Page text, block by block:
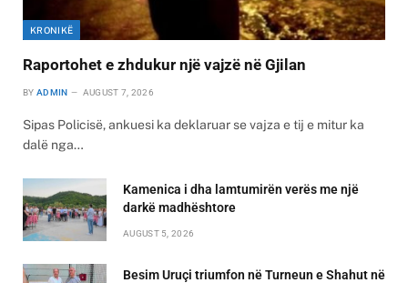
KRONIKË
Raportohet e zhdukur një vajzë në Gjilan
BY ADMIN AUGUST 7, 2026
Sipas Policisë, ankuesi ka deklaruar se vajza e tij e mitur ka
dalë nga…
Kamenica i dha lamtumirën verës me një
darkë madhështore
AUGUST 5, 2026
Besim Uruçi triumfon në Turneun e Shahut në